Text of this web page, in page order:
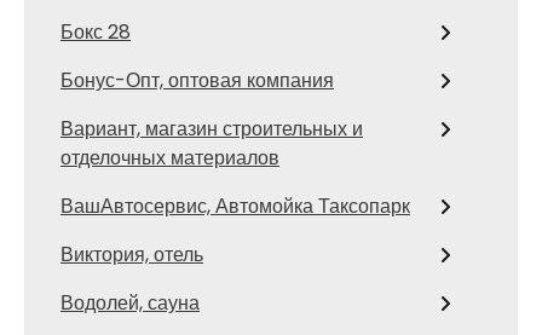
Бокс 28
Бонус-Опт, оптовая компания
Вариант, магазин строительных и
отделочных материалов
ВашАвтосервис, Автомойка Таксопарк
Виктория, отель
Водолей, сауна